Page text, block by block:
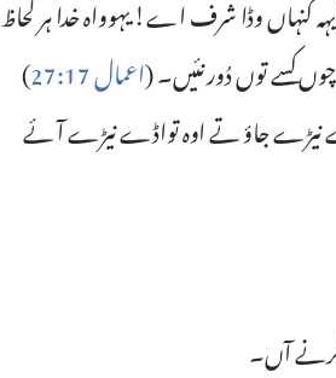
کسے توں دُور نئیں۔ (‏اعمال 17:‏27
‏)‏
نیڑے جاؤ تے اوہ تواڈے نیڑے آئے
آں۔‏